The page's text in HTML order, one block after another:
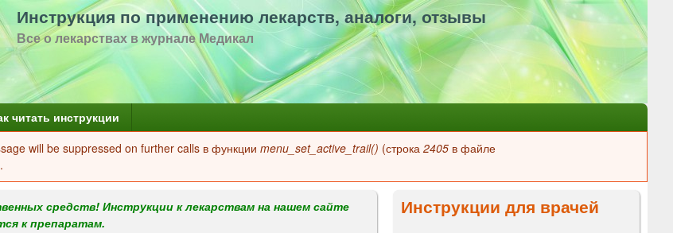
Перейти
к
содержанию
Инструкция по применению лекарств, аналоги, отзывы
Все о лекарствах в журнале Медикал
читать инструкции
will be suppressed on further calls в функции menu_set_active_trail() (строка 2405 в файле
средств! Инструкции к лекарствам на нашем сайте
к препаратам.
Инструкции для врачей